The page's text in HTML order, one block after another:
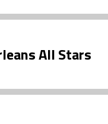
All Stars